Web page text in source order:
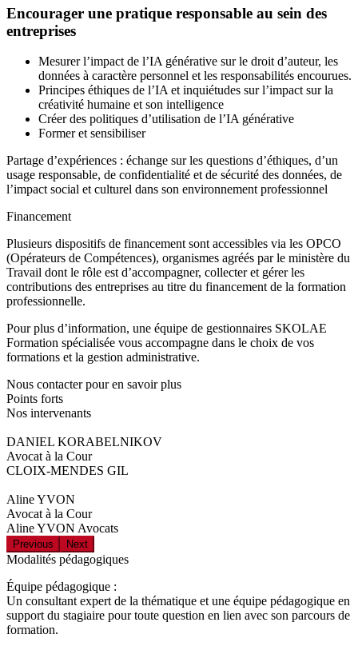
Encourager une pratique responsable au sein des
entreprises
Mesurer l’impact de l’IA générative sur le droit d’auteur, les
données à caractère personnel et les responsabilités encourues.
Principes éthiques de l’IA et inquiétudes sur l’impact sur la
créativité humaine et son intelligence
Créer des politiques d’utilisation de l’IA générative
Former et sensibiliser
Partage d’expériences : échange sur les questions d’éthiques, d’un
usage responsable, de confidentialité et de sécurité des données, de
l’impact social et culturel dans son environnement professionnel
Financement
Plusieurs dispositifs de financement sont accessibles via les OPCO
(Opérateurs de Compétences), organismes agréés par le ministère du
Travail dont le rôle est d’accompagner, collecter et gérer les
contributions des entreprises au titre du financement de la formation
professionnelle.
Pour plus d’information, une équipe de gestionnaires SKOLAE
Formation spécialisée vous accompagne dans le choix de vos
formations et la gestion administrative.
Nous contacter pour en savoir plus
Points forts
Nos intervenants
DANIEL KORABELNIKOV
Avocat à la Cour
CLOIX-MENDES GIL
Aline YVON
Avocat à la Cour
Aline YVON Avocats
Previous Next
Modalités pédagogiques
Équipe pédagogique :
Un consultant expert de la thématique et une équipe pédagogique en
support du stagiaire pour toute question en lien avec son parcours de
formation.